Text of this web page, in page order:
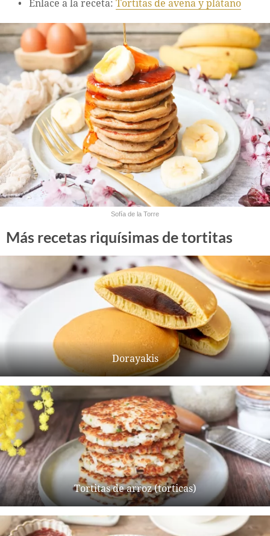
Enlace a la receta: Tortitas de avena y plátano
Sofía de la Torre
Más recetas riquísimas de tortitas
Dorayakis
Tortitas de arroz (torticas)